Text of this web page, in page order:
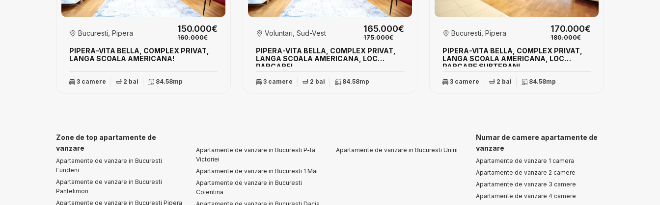
PIPERA-VITA BELLA, COMPLEX PRIVAT,
LANGA SCOALA AMERICANA!
Bucuresti, Pipera 150.000€
160.000€
3 camere 2 bai 84.58mp
PIPERA-VITA BELLA, COMPLEX PRIVAT,
LANGA SCOALA AMERICANA, LOC
PARCARE!
Voluntari, Sud-Vest 165.000€
175.000€
3 camere 2 bai 84.58mp
PIPERA-VITA BELLA, COMPLEX PRIVAT,
LANGA SCOALA AMERICANA, LOC
PARCARE SUBTERAN!
Bucuresti, Pipera 170.000€
180.000€
3 camere 2 bai 84.58mp
Zone de top apartamente de
vanzare
Apartamente de vanzare in Bucuresti
Fundeni
Apartamente de vanzare in Bucuresti
Pantelimon
Apartamente de vanzare in Bucuresti Pipera
Apartamente de vanzare in Bucuresti P-ta
Victoriei
Apartamente de vanzare in Bucuresti 1 Mai
Apartamente de vanzare in Bucuresti
Colentina
Apartamente de vanzare in Bucuresti Unirii
Numar de camere apartamente de
vanzare
Apartamente de vanzare 1 camera
Apartamente de vanzare 2 camere
Apartamente de vanzare 3 camere
Apartamente de vanzare 4 camere